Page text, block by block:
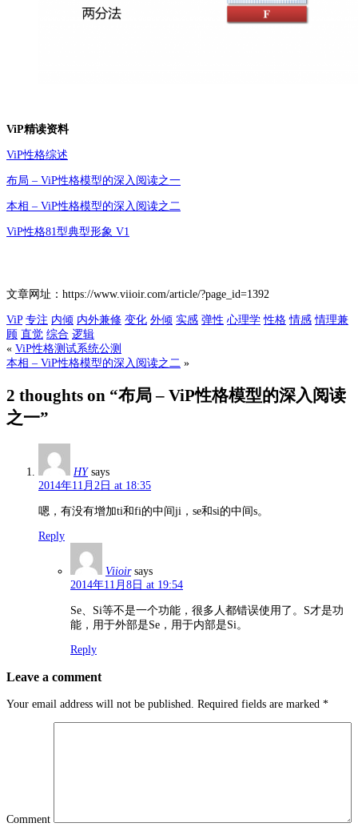
ViP精读资料
ViP性格综述
布局 – ViP性格模型的深入阅读之一
本相 – ViP性格模型的深入阅读之二
ViP性格81型典型形象 V1
文章网址：https://www.viioir.com/article/?page_id=1392
ViP 专注 内倾 内外兼修 变化 外倾 实感 弹性 心理学 性格 情感 情理兼
顾 直觉 综合 逻辑
« ViP性格测试系统公测
本相 – ViP性格模型的深入阅读之二 »
2 thoughts on “布局 – ViP性格模型的深入阅读
之一”
HY says
2014年11月2日 at 18:35
嗯，有没有增加ti和fi的中间ji，se和si的中间s。
Reply
Viioir says
2014年11月8日 at 19:54
Se、Si等不是一个功能，很多人都错误使用了。S才是功
能，用于外部是Se，用于内部是Si。
Reply
Leave a comment
Your email address will not be published. Required fields are marked *
Comment